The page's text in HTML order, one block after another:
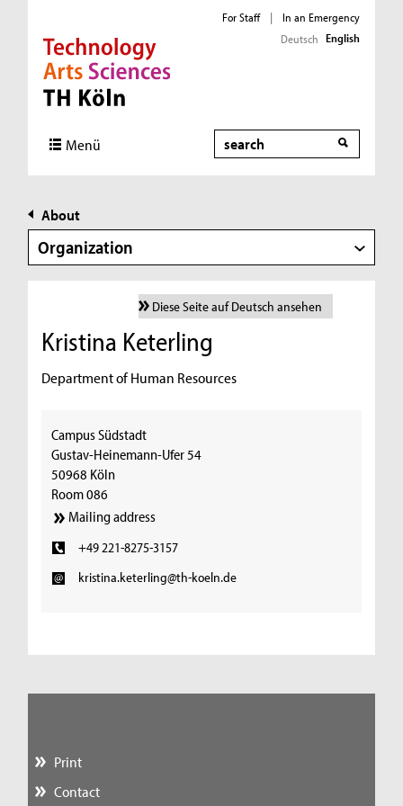
Direkt zur Hauptnavigation
Direkt zur Subnavigation
Direkt zum Inhalt
Direkt zum Fußbereich
For Staff |
In an Emergency
Deutsch English
Menü Search
About
Organization
Diese Seite auf Deutsch ansehen
Kristina Keterling
Department of Human Resources
Campus Südstadt
Gustav-Heinemann-Ufer 54
50968 Köln
Room 086
Mailing address
+49 221-8275-3157
kristina.keterling@th-koeln.de
Print
Contact